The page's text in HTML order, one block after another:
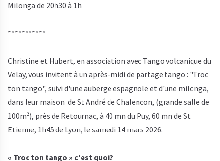
Milonga de 20h30 à 1h
***********
Christine et Hubert, en association avec Tango volcanique du
Velay, vous invitent à un après-midi de partage tango : "Troc
ton tango", suivi d'une auberge espagnole et d'une milonga,
dans leur maison de St André de Chalencon, (grande salle de
100m²), près de Retournac, à 40 mn du Puy, 60 mn de St
Etienne, 1h45 de Lyon, le samedi 14 mars 2026.
« Troc ton tango » c'est quoi?